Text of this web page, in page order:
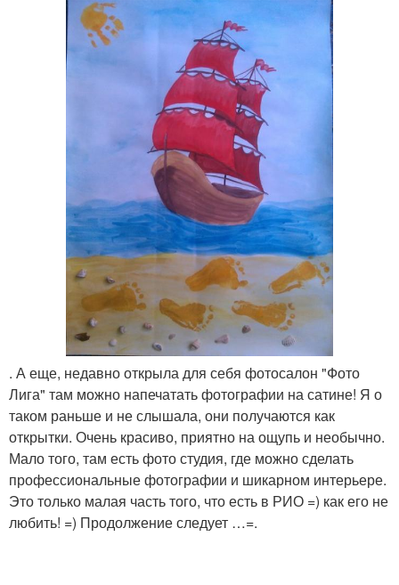
. А еще, недавно открыла для себя фотосалон "Фото
Лига" там можно напечатать фотографии на сатине! Я о
таком раньше и не слышала, они получаются как
открытки. Очень красиво, приятно на ощупь и необычно.
Мало того, там есть фото студия, где можно сделать
профессиональные фотографии и шикарном интерьере.
Это только малая часть того, что есть в РИО =) как его не
любить! =) Продолжение следует …=.